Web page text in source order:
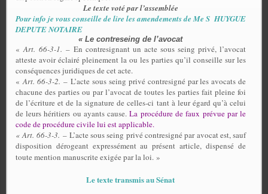
Le texte voté par l’assemblée
Pour info je vous conseille de lire les amendements de Me S HUYGUE
DEPUTE NOTAIRE
« Le contreseing de l’avocat
«Art. 66-3-1. – En contresignant un acte sous seing privé, l’avocat
atteste avoir éclairé pleinement la ou les parties qu’il conseille sur les
conséquences juridiques de cet acte.
«Art. 66-3-2. – L’acte sous seing privé contresigné par les avocats de
chacune des parties ou par l’avocat de toutes les parties fait pleine foi
de l’écriture et de la signature de celles-ci tant à leur égard qu’à celui
de leurs héritiers ou ayants cause.La procédure de faux prévue par le
code de procédure civile lui est applicable.
« Art. 66-3-3. – L’acte sous seing privé contresigné par avocat est, sauf
disposition dérogeant expressément au présent article, dispensé de
toute mention manuscrite exigée par la loi. »
Le texte transmis au Sénat